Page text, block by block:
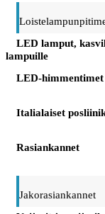
LED lamput,
lampuille
LED-himmentimet
Italialaiset
Rasiankannet
Jakorasiankannet